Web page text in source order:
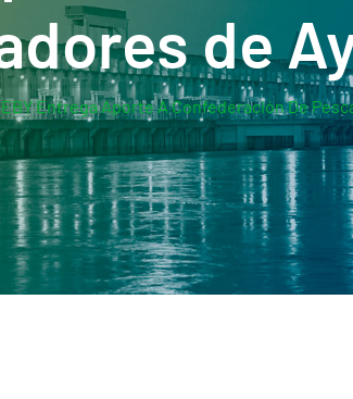
de
EBY Entrega Aporte A Confederación De